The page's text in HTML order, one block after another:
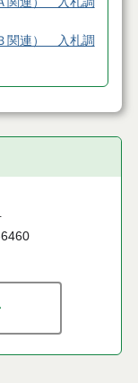
関連） 入札調